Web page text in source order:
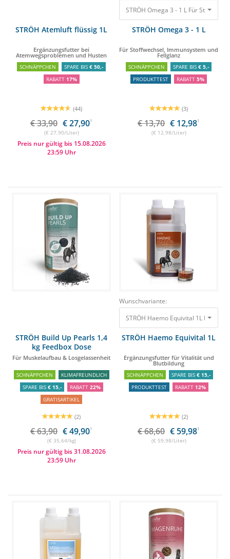
STRÖH Atemluft flüssig 1L
Ergänzungsfutter bei
Atemwegsproblemen und Husten
SCHNÄPPCHEN SPARE BIS € 50,-
RABATT 17%
(44)
€ 33,90 € 27,901
(€ 27,90/Liter)
Preis nur gültig bis 15.08.2026
23:59 Uhr
STRÖH Omega 3 -
STRÖH Omega 3 - 1 L
Für Stoffwechsel, Immunsystem und
Fellglanz
SCHNÄPPCHEN SPARE BIS € 5,-
PRODUKTTEST
RABATT 5%
(3)
€ 13,70 € 12,981
(€ 12,98/Liter)
STRÖH Build Up Pearls 1,4
kg Feedbox Dose
Für Muskelaufbau & Losgelassenheit
SCHNÄPPCHEN
KLIMAFREUNDLICH
SPARE BIS € 15,- RABATT 22%
GRATISARTIKEL
(2)
€ 63,90 € 49,901
(€ 35,64/kg)
Preis nur gültig bis 31.08.2026
23:59 Uhr
Wunschvariante:
STRÖH Haemo Equivital 1L
STRÖH Haemo Equivital 1L
Ergänzungsfutter für Vitalität und
Blutbildung
SCHNÄPPCHEN SPARE BIS € 15,-
PRODUKTTEST
RABATT 12%
(2)
€ 68,60 € 59,981
(€ 59,98/Liter)